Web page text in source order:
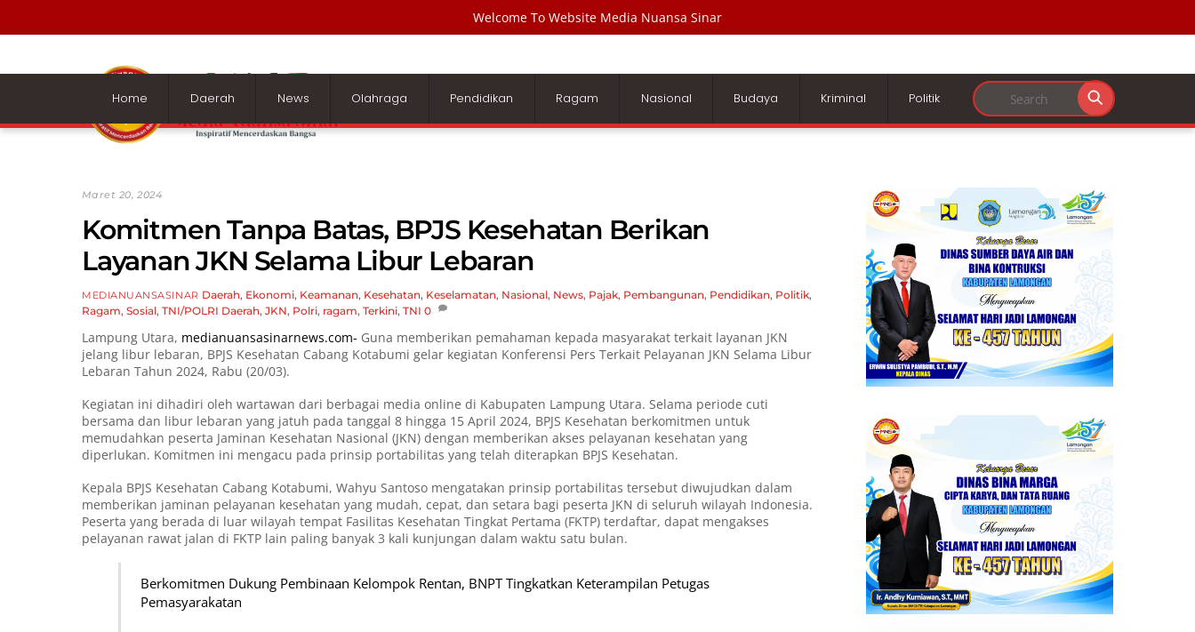
Welcome To Website Media Nuansa Sinar
content
Home
Daerah News Olahraga Pendidikan Ragam Nasional Budaya Kriminal Politik
Maret 20, 2024
Komitmen Tanpa Batas, BPJS Kesehatan Berikan
Layanan JKN Selama Libur Lebaran
MEDIANUANSASINAR Daerah, Ekonomi, Keamanan, Kesehatan, Keselamatan, Nasional, News, Pajak, Pembangunan, Pendidikan, Politik,
Ragam, Sosial, TNI/POLRI Daerah, JKN, Polri, ragam, Terkini, TNI 0
Lampung Utara, medianuansasinarnews.com- Guna memberikan pemahaman kepada masyarakat terkait layanan JKN
jelang libur lebaran, BPJS Kesehatan Cabang Kotabumi gelar kegiatan Konferensi Pers Terkait Pelayanan JKN Selama Libur
Lebaran Tahun 2024, Rabu (20/03).
Kegiatan ini dihadiri oleh wartawan dari berbagai media online di Kabupaten Lampung Utara. Selama periode cuti
bersama dan libur lebaran yang jatuh pada tanggal 8 hingga 15 April 2024, BPJS Kesehatan berkomitmen untuk
memudahkan peserta Jaminan Kesehatan Nasional (JKN) dengan memberikan akses pelayanan kesehatan yang
diperlukan. Komitmen ini mengacu pada prinsip portabilitas yang telah diterapkan BPJS Kesehatan.
Kepala BPJS Kesehatan Cabang Kotabumi, Wahyu Santoso mengatakan prinsip portabilitas tersebut diwujudkan dalam
memberikan jaminan pelayanan kesehatan yang mudah, cepat, dan setara bagi peserta JKN di seluruh wilayah Indonesia.
Peserta yang berada di luar wilayah tempat Fasilitas Kesehatan Tingkat Pertama (FKTP) terdaftar, dapat mengakses
pelayanan rawat jalan di FKTP lain paling banyak 3 kali kunjungan dalam waktu satu bulan.
Berkomitmen Dukung Pembinaan Kelompok Rentan, BNPT Tingkatkan Keterampilan Petugas
Pemasyarakatan